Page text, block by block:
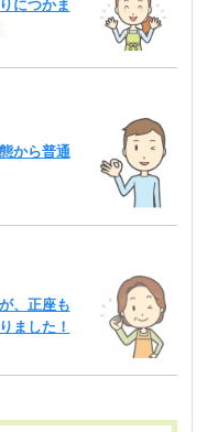
につかま
から普通
、正座も
ました！